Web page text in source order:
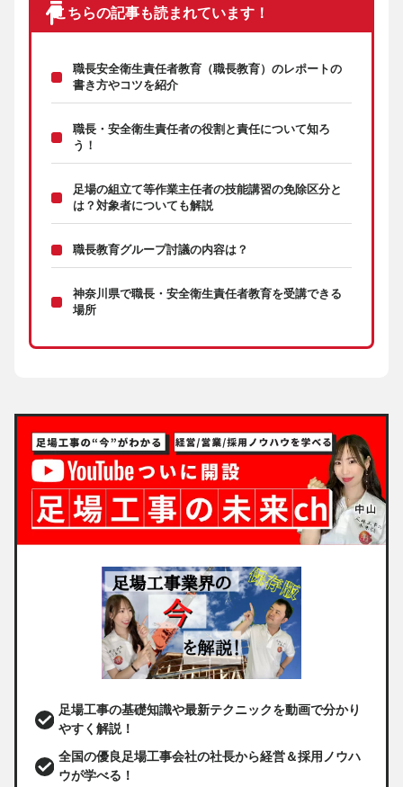
こちらの記事も読まれています！
職長安全衛生責任者教育（職長教育）のレポートの
書き方やコツを紹介
職長・安全衛生責任者の役割と責任について知ろ
う！
足場の組立て等作業主任者の技能講習の免除区分と
は？対象者についても解説
職長教育グループ討議の内容は？
神奈川県で職長・安全衛生責任者教育を受講できる
場所
足場工事の基礎知識や最新テクニックを動画で分かり
やすく解説！
全国の優良足場工事会社の社長から経営＆採用ノウハ
ウが学べる！